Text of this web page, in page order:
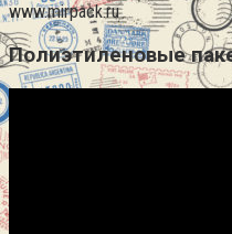
www.mirpack.ru
Полиэтиленовые